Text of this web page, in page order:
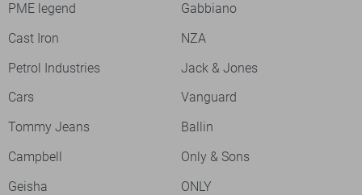
PME legend
Gabbiano
Cast Iron
NZA
Petrol Industries
Jack & Jones
Cars
Vanguard
Tommy Jeans
Ballin
Campbell
Only & Sons
Geisha
ONLY